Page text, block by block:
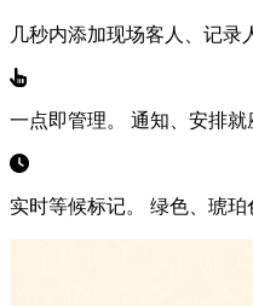
几秒内添加现场客人、记录
一点即管理。 通知、安排就
实时等候标记。 绿色、琥珀